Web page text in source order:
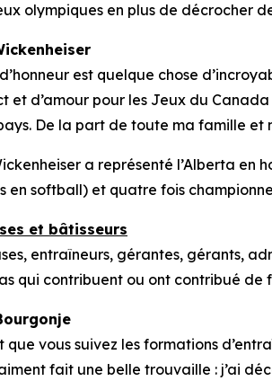
olympiques en plus de décrocher
est quelque chose
et d’amour pour les Jeux du
De la part de toute ma famille et
a représenté l’Alberta en
en softball) et quatre fois
et bâtisseurs
entraîneurs, gérantes, gérants,
qui contribuent ou ont contribué
que vous suivez les formations
fait une belle trouvaille : j’ai